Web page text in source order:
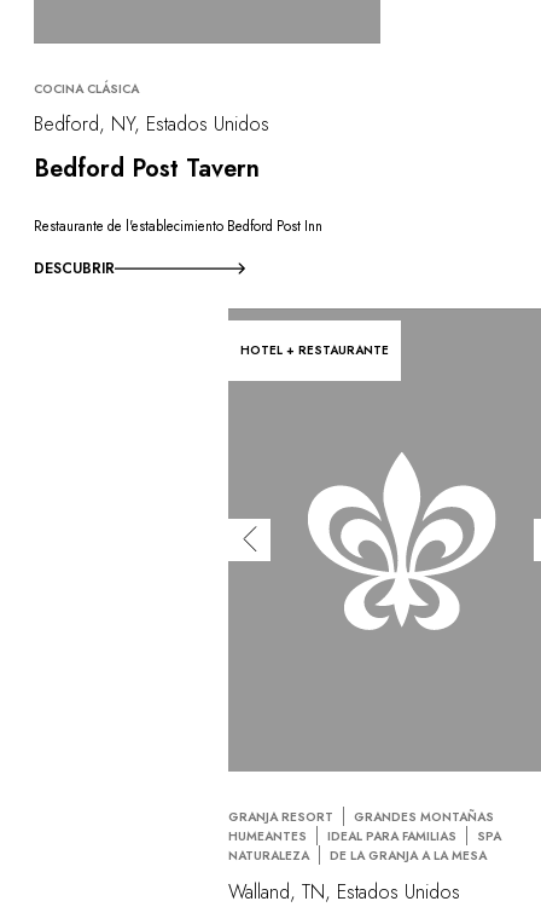
COCINA CLÁSICA
Bedford, NY, Estados Unidos
Bedford Post Tavern
Restaurante de l'establecimiento Bedford Post Inn
DESCUBRIR
HOTEL + RESTAURANTE
GRANJA RESORT
GRANDES MONTAÑAS
HUMEANTES
IDEAL PARA FAMILIAS
SPA
NATURALEZA
DE LA GRANJA A LA MESA
Walland, TN, Estados Unidos